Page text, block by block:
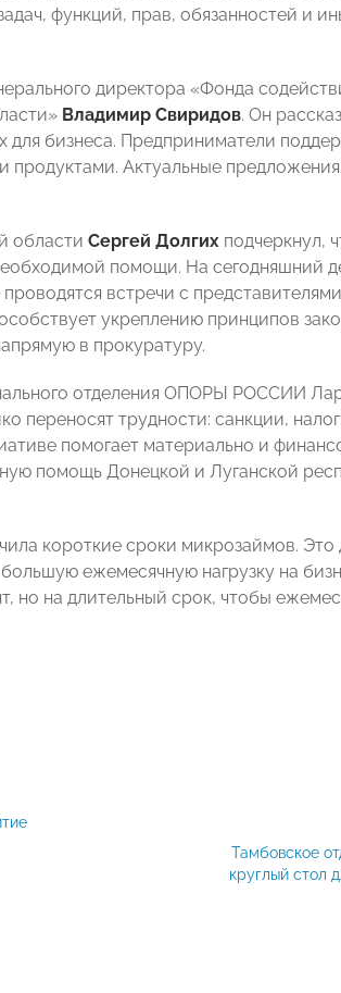
функций, прав, обязанностей и
директора «Фонда
Владимир Свиридов. Он
для бизнеса. Предприниматели
продуктами. Актуальные
области Сергей Долгих подчеркнул,
помощи. На сегодняшний
встречи с
укреплению принципов
в прокуратуру.
отделения ОПОРЫ РОССИИ
переносят трудности: санкции,
помогает материально и
помощь Донецкой и Луганской
короткие сроки микрозаймов. Это
ежемесячную нагрузку на
но на длительный срок, чтобы
Тамбовское
круглый стол